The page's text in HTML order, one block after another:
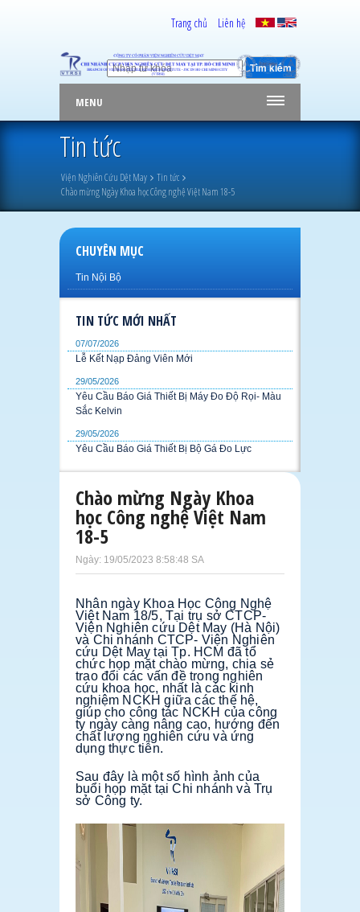
Trang chủ Liên hệ
MENU
Tin tức
Viện Nghiên Cứu Dệt May
Tin tức
Chào mừng Ngày Khoa học Công nghệ Việt Nam 18-5
CHUYÊN MỤC
Tin Nội Bộ
TIN TỨC MỚI NHẤT
07/07/2026
Lễ Kết Nạp Đảng Viên Mới
29/05/2026
Yêu Cầu Báo Giá Thiết Bị Máy Đo Độ Rọi- Màu
Sắc Kelvin
29/05/2026
Yêu Cầu Báo Giá Thiết Bị Bộ Gá Đo Lực
Chào mừng Ngày Khoa
học Công nghệ Việt Nam
18-5
Ngày: 19/05/2023 8:58:48 SA
Nhân ngày Khoa Học Công Nghệ
Việt Nam 18/5, Tại trụ sở CTCP-
Viện Nghiên cứu Dệt May (Hà Nội)
và Chi nhánh CTCP- Viện Nghiên
cứu Dệt May tại Tp. HCM đã tổ
chức họp mặt chào mừng, chia sẻ
trao đổi các vấn đề trong nghiên
cứu khoa học, nhất là các kinh
nghiệm NCKH giữa các thế hệ,
giúp cho công tác NCKH của công
ty ngày càng nâng cao, hướng đến
chất lượng nghiên cứu và ứng
dụng thực tiễn.
Sau đây là một số hình ảnh của
buổi họp mặt tại Chi nhánh và Trụ
sở Công ty.